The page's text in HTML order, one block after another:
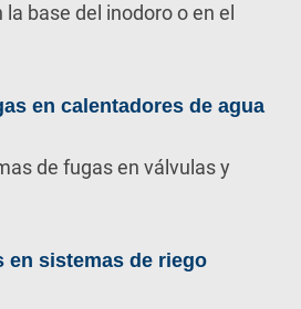
base del inodoro o en el
en calentadores de agua
de fugas en válvulas y
en sistemas de riego